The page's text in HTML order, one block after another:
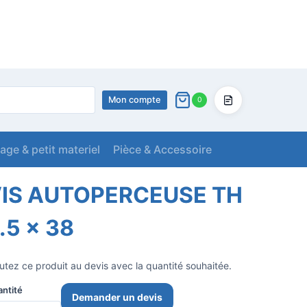
Mon compte 0
Devis
& petit materiel Pièce & Accessoire
x 38
AUTOPERCEUSE TH
x 38
ce produit au devis avec la quantité souhaitée.
Demander un devis